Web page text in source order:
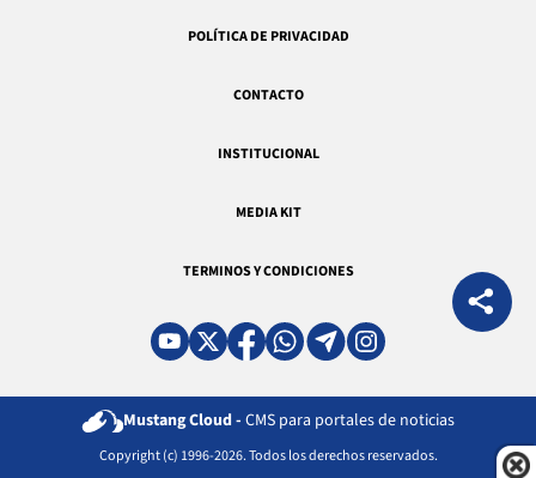
POLÍTICA DE PRIVACIDAD
CONTACTO
INSTITUCIONAL
MEDIA KIT
TERMINOS Y CONDICIONES
Mustang Cloud - CMS para portales de noticias
Copyright (c) 1996-2026. Todos los derechos reservados.